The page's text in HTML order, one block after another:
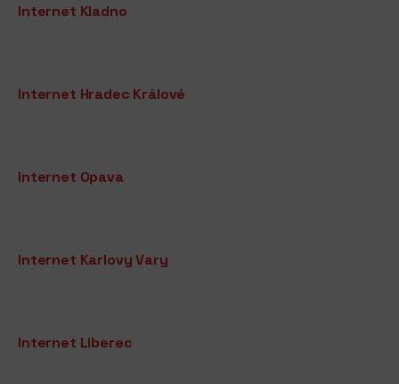
Internet Kladno
Internet Hradec Králové
Internet Opava
Internet Karlovy Vary
Internet Liberec